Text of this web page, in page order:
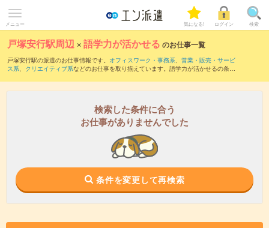
メニュー 気になる! ログイン 検索
戸塚安行駅周辺 ×語学力が活かせる のお仕事一覧
戸塚安行駅の派遣のお仕事情報です。 オフィスワーク・事務系、 営業・販売・サービ
ス系、 クリエイティブ系などのお仕事を取り揃えています。語学力が活かせるの条件
検索した条件に合う
お仕事がありませんでした
条件を変更して再検索